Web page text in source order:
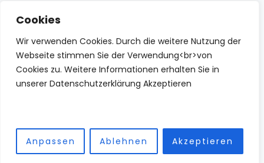
Cookies
Wir verwenden Cookies. Durch die weitere Nutzung der
Webseite stimmen Sie der Verwendung<br>von
Cookies zu. Weitere Informationen erhalten Sie in
unserer Datenschutzerklärung Akzeptieren
Anpassen Ablehnen Akzeptieren
Copyright © 2026 IZBN | Powered by IZBN